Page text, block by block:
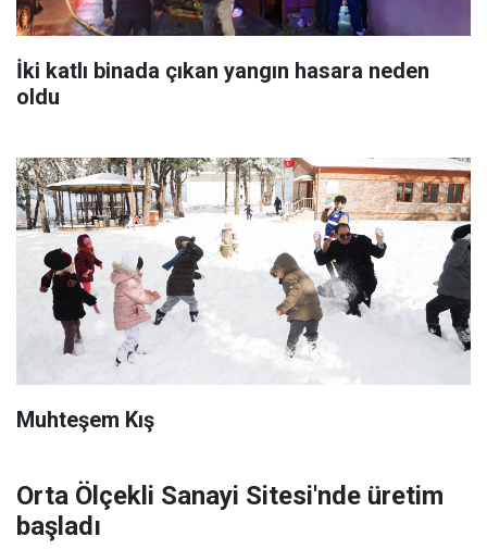
İki katlı binada çıkan yangın hasara neden
oldu
Muhteşem Kış
Orta Ölçekli Sanayi Sitesi'nde üretim
başladı